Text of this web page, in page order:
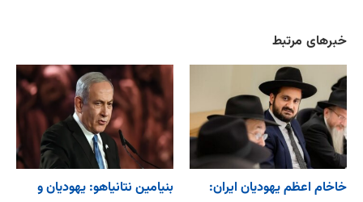
خبرهای مرتبط
خاخام اعظم یهودیان ایران:
بنیامین نتانیاهو: یهودیان و